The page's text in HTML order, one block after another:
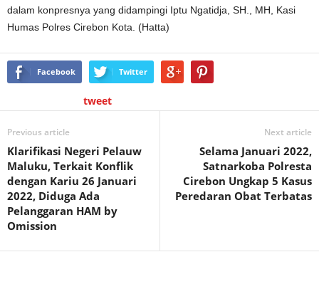
dalam konpresnya yang didampingi Iptu Ngatidja, SH., MH, Kasi
Humas Polres Cirebon Kota. (Hatta)
Facebook Twitter
tweet
Previous article
Klarifikasi Negeri Pelauw
Maluku, Terkait Konflik
dengan Kariu 26 Januari
2022, Diduga Ada
Pelanggaran HAM by
Omission
Next article
Selama Januari 2022,
Satnarkoba Polresta
Cirebon Ungkap 5 Kasus
Peredaran Obat Terbatas